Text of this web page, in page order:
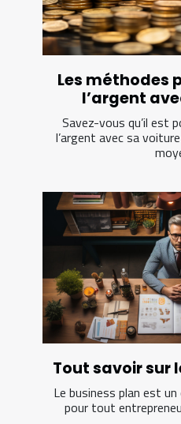
Les méthodes
l’argent
Savez-vous qu’il est
l’argent avec sa
Tout savoir sur
Le business plan est
pour tout